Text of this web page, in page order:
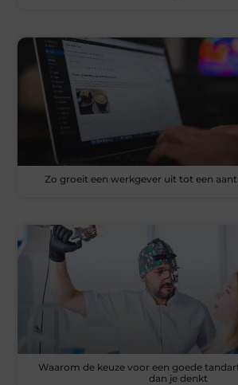
Zo groeit een werkgever uit tot een
Waarom de keuze voor een goede
dan je denkt